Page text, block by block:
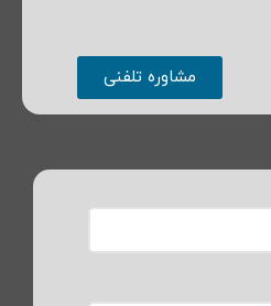
مشاوره تلفنی